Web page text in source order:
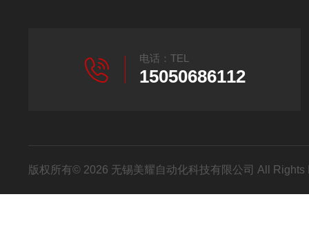
电话：TEL
15050686112
版权所有© 2026 无锡美耀自动化科技有限公司 All